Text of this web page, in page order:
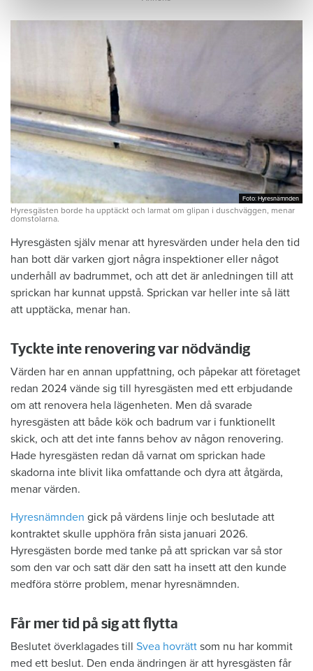
Foto: Hyresnämnden
Foto: Hyresnämnden
Hyresgästen borde ha upptäckt och larmat om glipan i duschväggen, menar
domstolarna.
Hyresgästen själv menar att hyresvärden under hela den tid
han bott där varken gjort några inspektioner eller något
underhåll av badrummet, och att det är anledningen till att
sprickan har kunnat uppstå. Sprickan var heller inte så lätt
att upptäcka, menar han.
Tyckte inte renovering var nödvändig
Värden har en annan uppfattning, och påpekar att företaget
redan 2024 vände sig till hyresgästen med ett erbjudande
om att renovera hela lägenheten. Men då svarade
hyresgästen att både kök och badrum var i funktionellt
skick, och att det inte fanns behov av någon renovering.
Hade hyresgästen redan då varnat om sprickan hade
skadorna inte blivit lika omfattande och dyra att åtgärda,
menar värden.
Hyresnämnden gick på värdens linje och beslutade att
kontraktet skulle upphöra från sista januari 2026.
Hyresgästen borde med tanke på att sprickan var så stor
som den var och satt där den satt ha insett att den kunde
medföra större problem, menar hyresnämnden.
Får mer tid på sig att flytta
Beslutet överklagades till Svea hovrätt som nu har kommit
med ett beslut. Den enda ändringen är att hyresgästen får